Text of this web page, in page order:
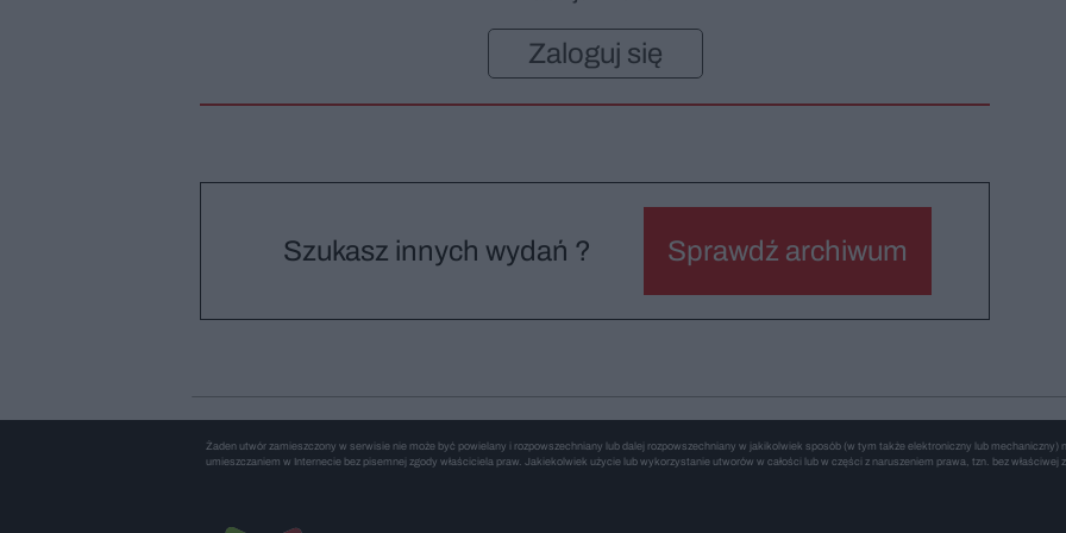
Zaloguj się
Szukasz innych wydań ? Sprawdź archiwum
Żaden utwór zamieszczony w serwisie nie może być powielany i rozpowszechniany lub dalej rozpowszechniany w jakikolwiek sposób (w tym także elektroniczny lub
umieszczaniem w Internecie bez pisemnej zgody właściciela praw. Jakiekolwiek użycie lub wykorzystanie utworów w całości lub w części z naruszeniem prawa, tzn. bez